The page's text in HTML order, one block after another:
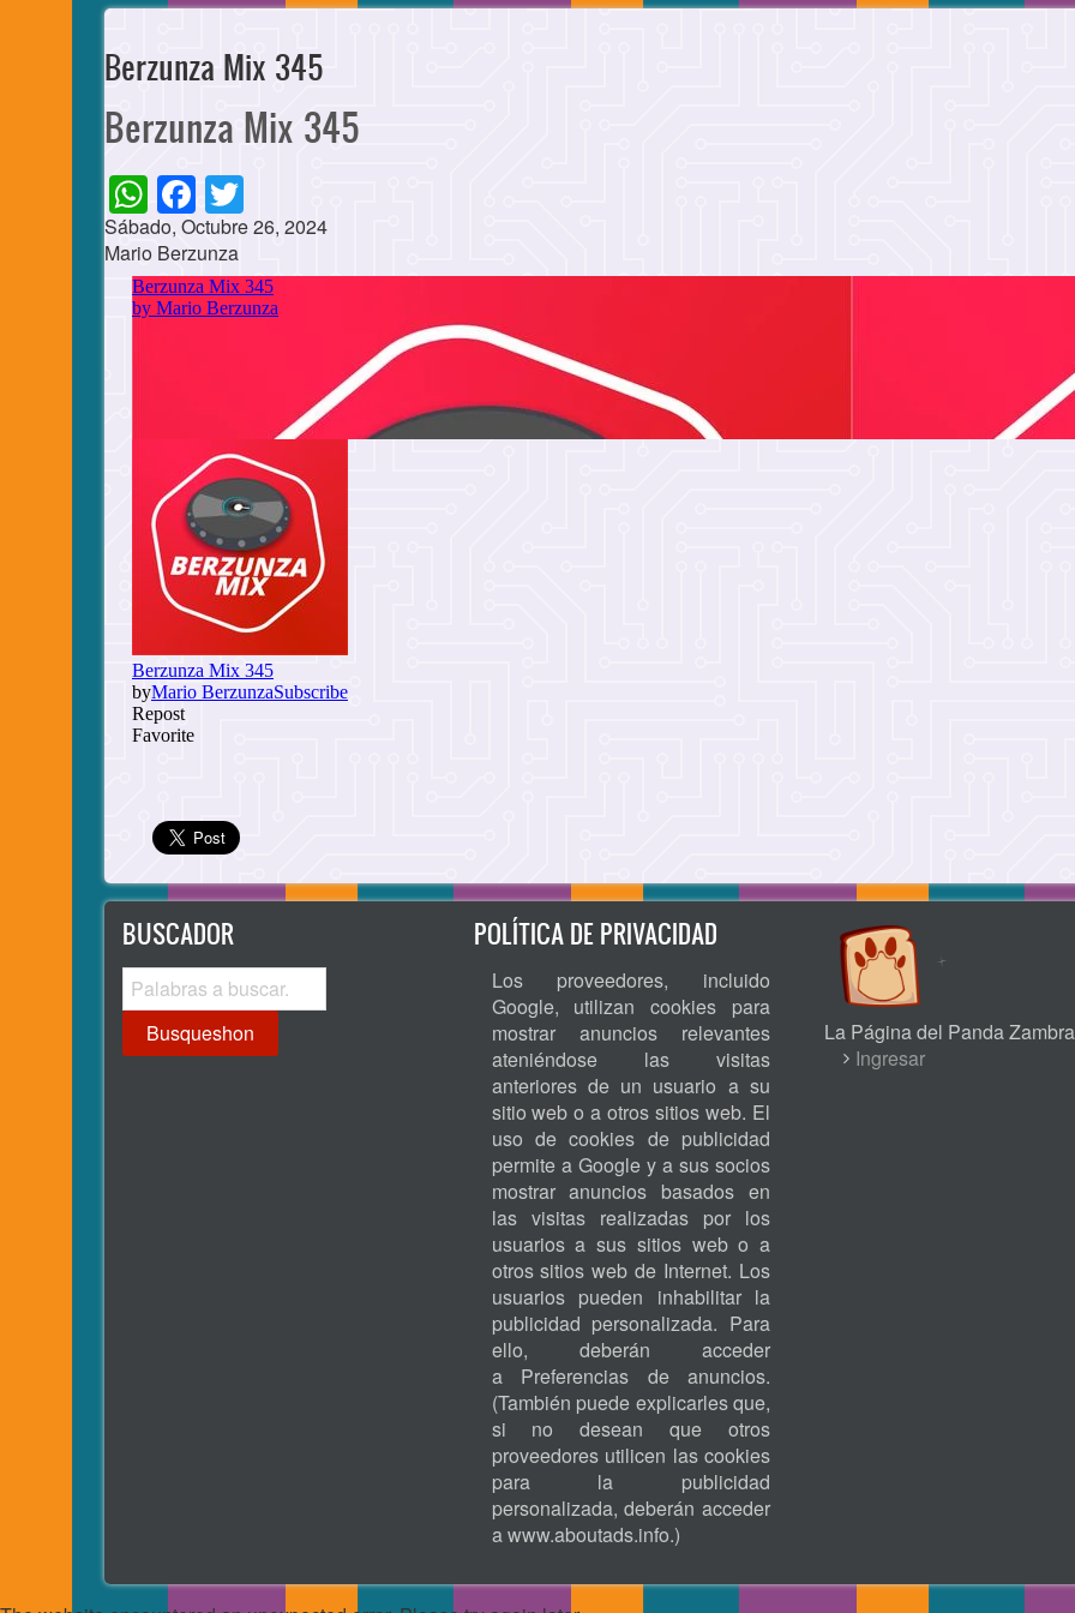
Berzunza Mix 345
Berzunza Mix 345
WhatsApp
Facebook
Sábado, Octubre 26, 2024
Mario Berzunza
Cuerpo
BUSCADOR
Busqueshon
POLÍTICA DE PRIVACIDAD
Los proveedores, incluido
Google, utilizan cookies para
mostrar anuncios relevantes
ateniéndose las visitas
anteriores de un usuario a su
sitio web o a otros sitios web. El
uso de cookies de publicidad
permite a Google y a sus socios
mostrar anuncios basados en
las visitas realizadas por los
usuarios a sus sitios web o a
otros sitios web de Internet. Los
usuarios pueden inhabilitar la
publicidad personalizada. Para
ello, deberán acceder
a Preferencias de anuncios.
(También puede explicarles que,
si no desean que otros
proveedores utilicen las cookies
para la publicidad
personalizada, deberán acceder
awww.aboutads.info.)
La Página del Panda
USERIngresar